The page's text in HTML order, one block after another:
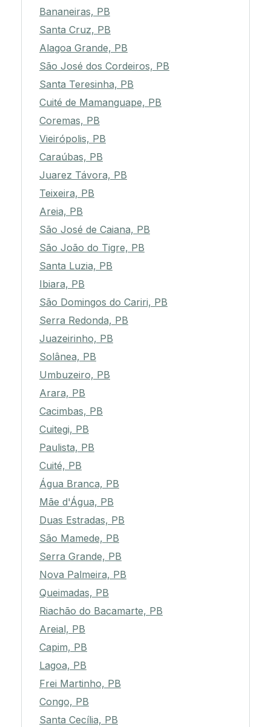
Bananeiras, PB
Santa Cruz, PB
Alagoa Grande, PB
São José dos Cordeiros, PB
Santa Teresinha, PB
Cuité de Mamanguape, PB
Coremas, PB
Vieirópolis, PB
Caraúbas, PB
Juarez Távora, PB
Teixeira, PB
Areia, PB
São José de Caiana, PB
São João do Tigre, PB
Santa Luzia, PB
Ibiara, PB
São Domingos do Cariri, PB
Serra Redonda, PB
Juazeirinho, PB
Solânea, PB
Umbuzeiro, PB
Arara, PB
Cacimbas, PB
Cuitegi, PB
Paulista, PB
Cuité, PB
Água Branca, PB
Mãe d'Água, PB
Duas Estradas, PB
São Mamede, PB
Serra Grande, PB
Nova Palmeira, PB
Queimadas, PB
Riachão do Bacamarte, PB
Areial, PB
Capim, PB
Lagoa, PB
Frei Martinho, PB
Congo, PB
Santa Cecília, PB